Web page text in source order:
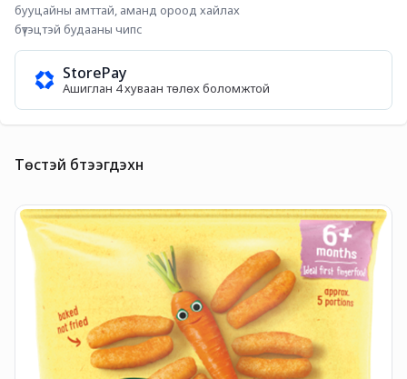
бууцайны амттай, аманд ороод хайлах
бүтэцтэй будааны чипс
StorePay
Ашиглан 4 хуваан төлөх боломжтой
Төстэй бүтээгдэхүүн